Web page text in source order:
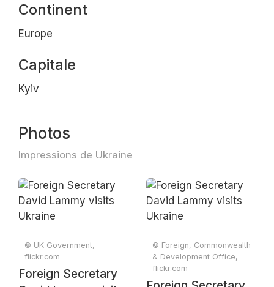
Continent
Europe
Capitale
Kyiv
Photos
Impressions de Ukraine
© UK Government,
flickr.com
Foreign Secretary
© Foreign, Commonwealth
& Development Office,
flickr.com